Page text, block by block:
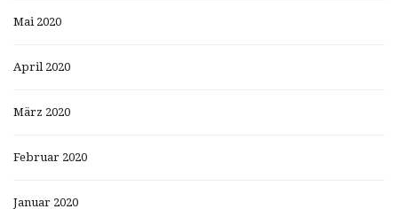
Mai 2020
April 2020
März 2020
Februar 2020
Januar 2020